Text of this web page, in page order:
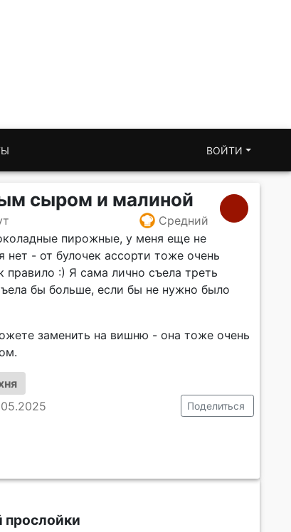
ВОЙТИ
сыром и малиной
Средний
пирожные, у меня еще не
нет - от булочек ассорти тоже очень
правило :) Я сама лично съела треть
бы больше, если бы не нужно было
заменить на вишню - она тоже очень
Поделиться